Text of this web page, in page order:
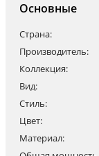
Основные
Страна:
Производитель:
Коллекция:
Вид:
Стиль:
Цвет:
Материал: